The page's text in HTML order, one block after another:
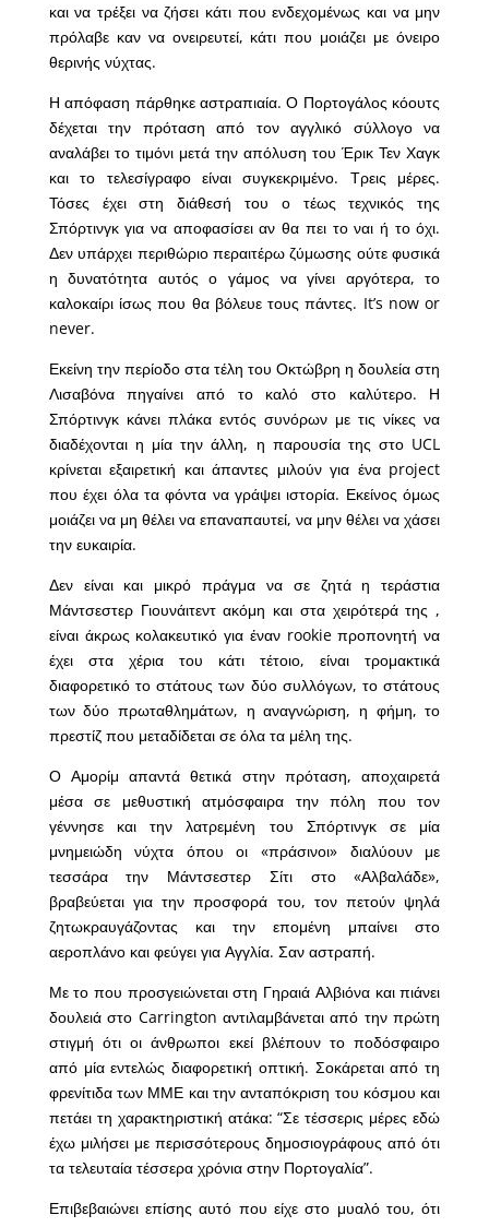
και να τρέξει να ζήσει κάτι που ενδεχομένως και να μην
πρόλαβε καν να ονειρευτεί, κάτι που μοιάζει με όνειρο
θερινής νύχτας.
Η απόφαση πάρθηκε αστραπιαία. Ο Πορτογάλος κόουτς
δέχεται την πρόταση από τον αγγλικό σύλλογο να
αναλάβει το τιμόνι μετά την απόλυση του Έρικ Τεν Χαγκ
και το τελεσίγραφο είναι συγκεκριμένο. Τρεις μέρες.
Τόσες έχει στη διάθεσή του ο τέως τεχνικός της
Σπόρτινγκ για να αποφασίσει αν θα πει το ναι ή το όχι.
Δεν υπάρχει περιθώριο περαιτέρω ζύμωσης ούτε φυσικά
η δυνατότητα αυτός ο γάμος να γίνει αργότερα, το
καλοκαίρι ίσως που θα βόλευε τους πάντες. It’s now or
never.
Εκείνη την περίοδο στα τέλη του Οκτώβρη η δουλεία στη
Λισαβόνα πηγαίνει από το καλό στο καλύτερο. Η
Σπόρτινγκ κάνει πλάκα εντός συνόρων με τις νίκες να
διαδέχονται η μία την άλλη, η παρουσία της στο UCL
κρίνεται εξαιρετική και άπαντες μιλούν για ένα project
που έχει όλα τα φόντα να γράψει ιστορία. Εκείνος όμως
μοιάζει να μη θέλει να επαναπαυτεί, να μην θέλει να χάσει
την ευκαιρία.
Δεν είναι και μικρό πράγμα να σε ζητά η τεράστια
Μάντσεστερ Γιουνάιτεντ ακόμη και στα χειρότερά της ,
είναι άκρως κολακευτικό για έναν rookie προπονητή να
έχει στα χέρια του κάτι τέτοιο, είναι τρομακτικά
διαφορετικό το στάτους των δύο συλλόγων, το στάτους
των δύο πρωταθλημάτων, η αναγνώριση, η φήμη, το
πρεστίζ που μεταδίδεται σε όλα τα μέλη της.
Ο Αμορίμ απαντά θετικά στην πρόταση, αποχαιρετά
μέσα σε μεθυστική ατμόσφαιρα την πόλη που τον
γέννησε και την λατρεμένη του Σπόρτινγκ σε μία
μνημειώδη νύχτα όπου οι «πράσινοι» διαλύουν με
τεσσάρα την Μάντσεστερ Σίτι στο «Αλβαλάδε»,
βραβεύεται για την προσφορά του, τον πετούν ψηλά
ζητωκραυγάζοντας και την επομένη μπαίνει στο
αεροπλάνο και φεύγει για Αγγλία. Σαν αστραπή.
Με το που προσγειώνεται στη Γηραιά Αλβιόνα και πιάνει
δουλειά στο Carrington αντιλαμβάνεται από την πρώτη
στιγμή ότι οι άνθρωποι εκεί βλέπουν το ποδόσφαιρο
από μία εντελώς διαφορετική οπτική. Σοκάρεται από τη
φρενίτιδα των ΜΜΕ και την ανταπόκριση του κόσμου και
πετάει τη χαρακτηριστική ατάκα: “Σε τέσσερις μέρες εδώ
έχω μιλήσει με περισσότερους δημοσιογράφους από ότι
τα τελευταία τέσσερα χρόνια στην Πορτογαλία”.
Επιβεβαιώνει επίσης αυτό που είχε στο μυαλό του, ότι